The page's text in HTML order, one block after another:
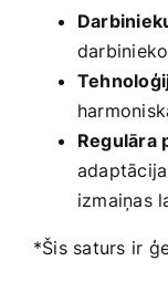
Regulāra
izmaiņas
*Šis saturs ir